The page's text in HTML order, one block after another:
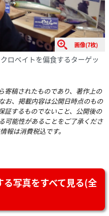
画像(7枚)
ロベイトを偏食するターゲッ
寄稿されたものであり、著作上の
お、掲載内容は公開日時点のもの
証するものでないこと、公開後の
可能性があることをご了承くださ
報は消費税込です。
る写真をすべて見る(全